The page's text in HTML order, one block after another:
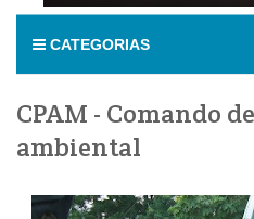
CATEGORIAS
CPAM - Comando
ambiental